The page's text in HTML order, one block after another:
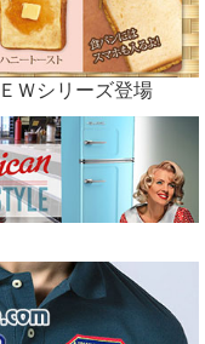
Ｗシリーズ登場